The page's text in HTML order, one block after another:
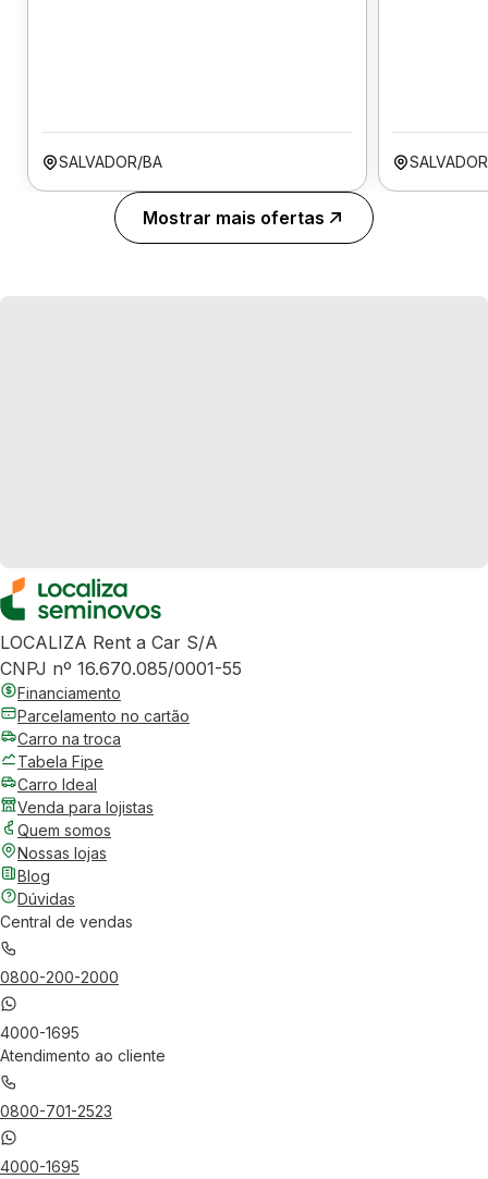
SALVADOR/BA
Mostrar mais ofertas
LOCALIZA Rent a Car S/A
CNPJ nº 16.670.085/0001-55
Financiamento
Parcelamento no cartão
Carro na troca
Tabela Fipe
Carro Ideal
Venda para lojistas
Quem somos
Nossas lojas
Blog
Dúvidas
Central de vendas
0800-200-2000
4000-1695
Atendimento ao cliente
0800-701-2523
4000-1695